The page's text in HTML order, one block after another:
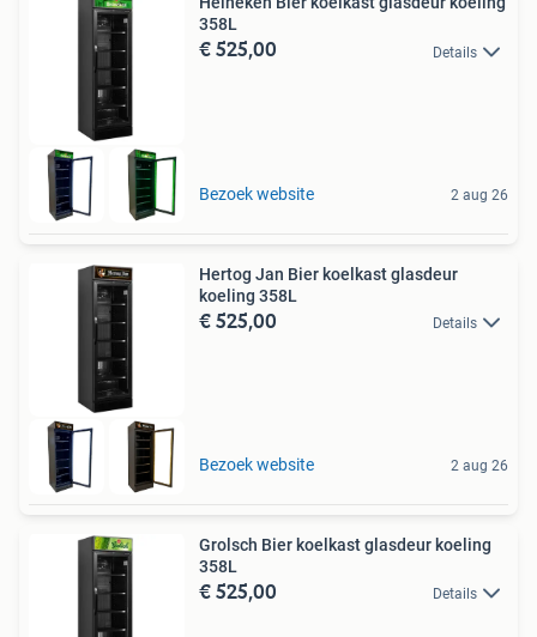
358L
€ 525,00 Details
Bezoek website 2 aug 26
Hertog Jan Bier koelkast glasdeur
koeling 358L
€ 525,00 Details
Bezoek website 2 aug 26
Grolsch Bier koelkast glasdeur koeling
358L
€ 525,00 Details